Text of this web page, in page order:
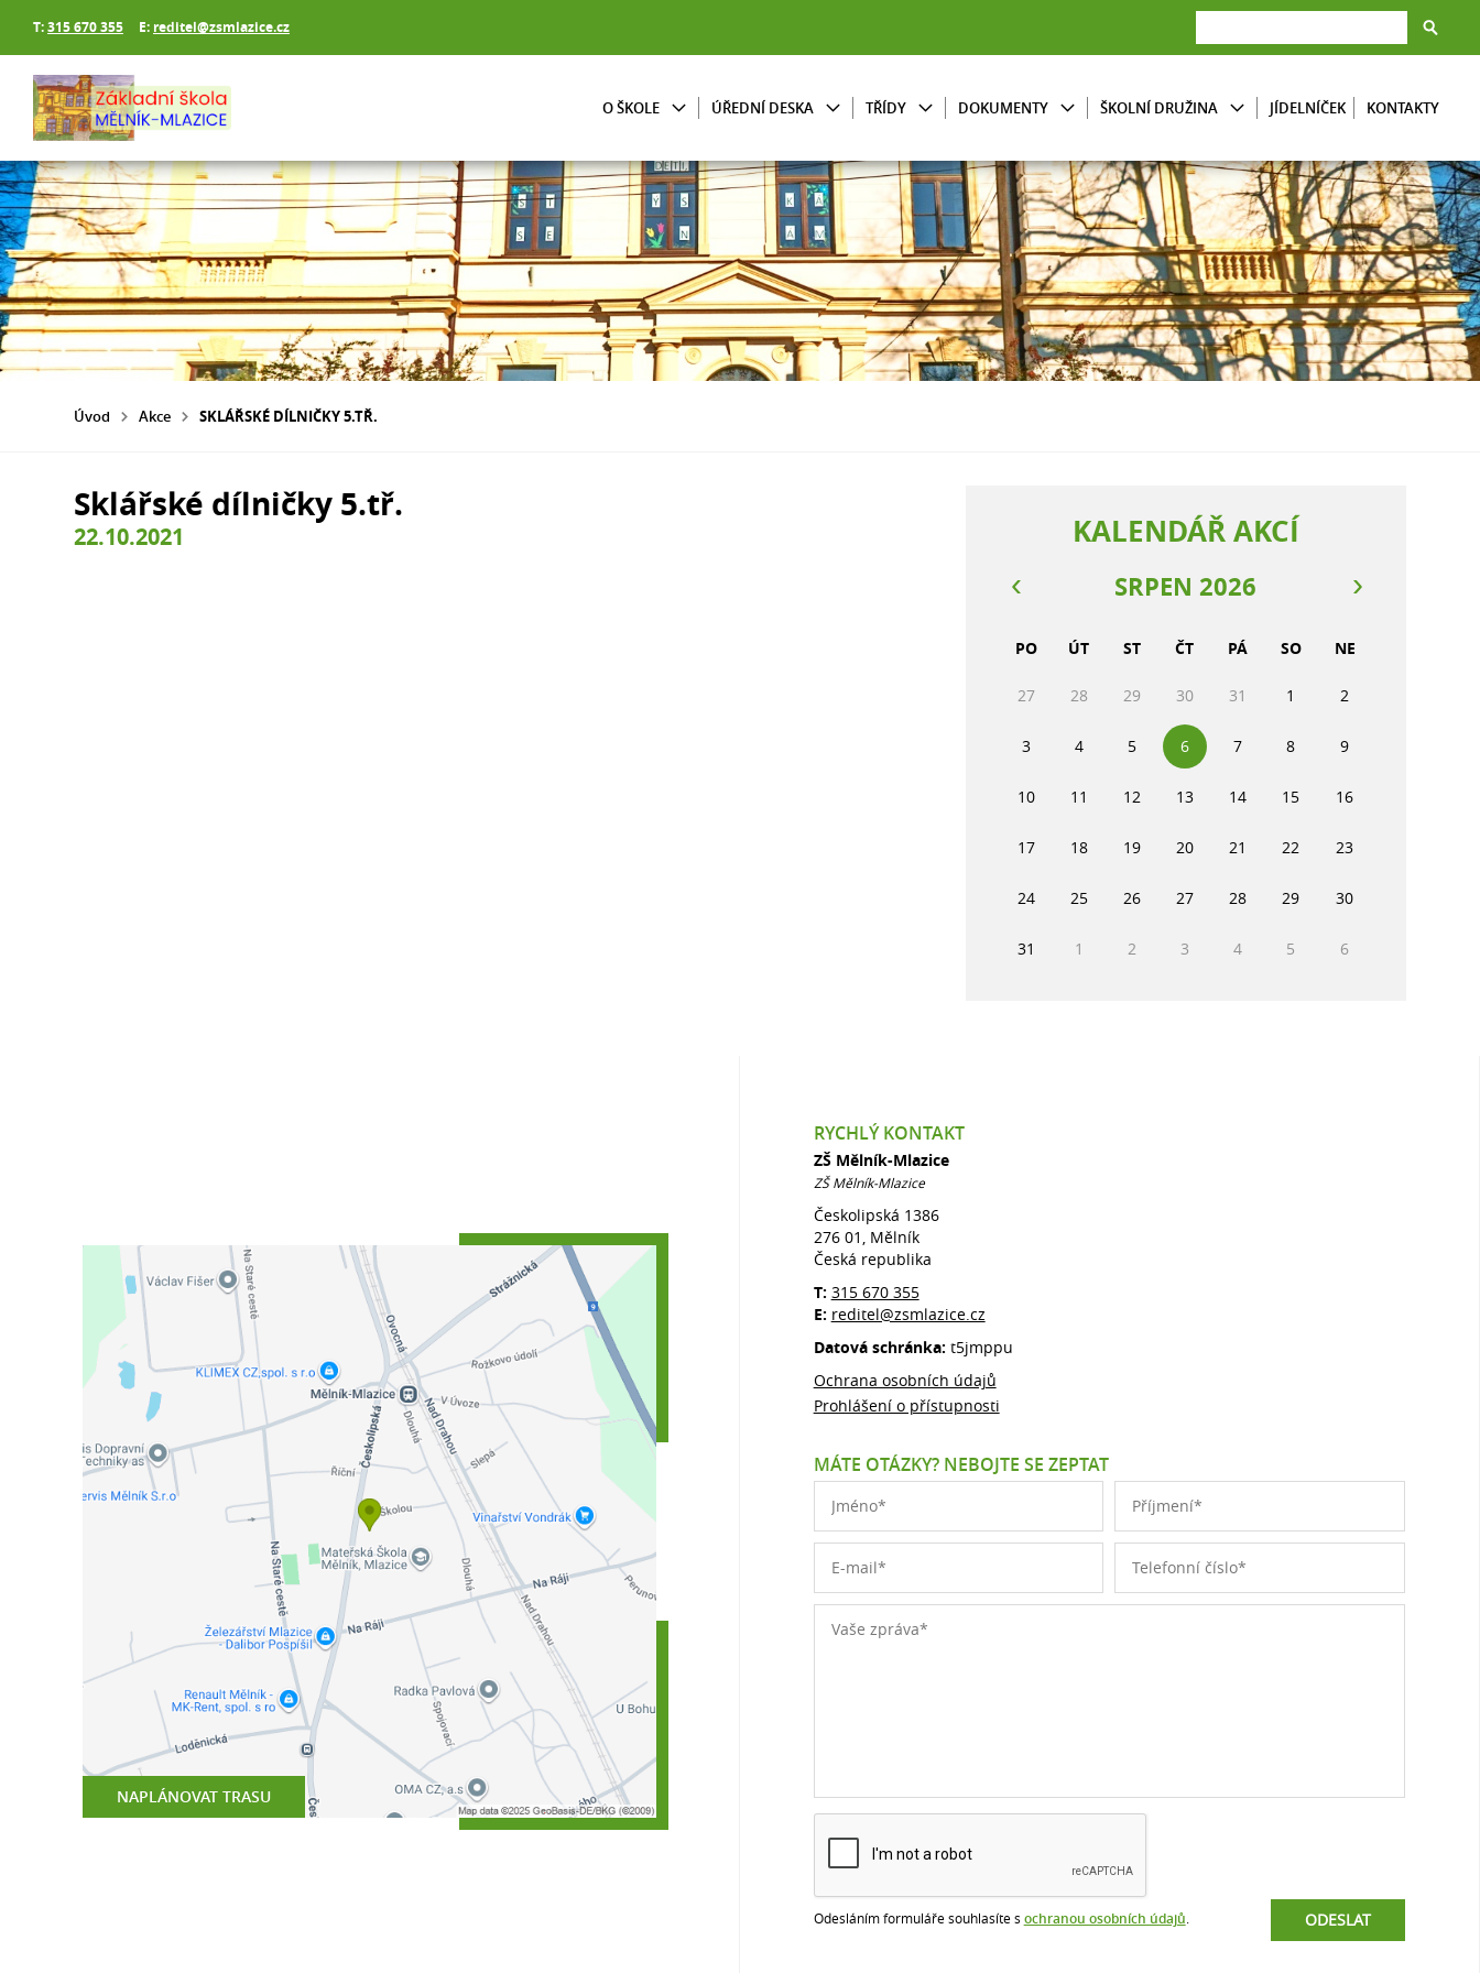
T:315 670 355 E: reditel@zsmlazice.cz
O ŠKOLE ÚŘEDNÍ DESKA TŘÍDY DOKUMENTY ŠKOLNÍ DRUŽINA JÍDELNÍČEK KONTAKTY
Úvod Akce SKLÁŘSKÉ DÍLNIČKY 5.TŘ.
Sklářské dílničky 5.tř.
22.10.2021 KALENDÁŘ AKCÍ
SRPEN 2026
PO ÚT ST ČT PÁ SO NE
27 28 29 30 31 1 2
3 4 5 6 7 8 9
10 11 12 13 14 15 16
17 18 19 20 21 22 23
24 25 26 27 28 29 30
31 1 2 3 4 5 6
NAPLÁNOVAT TRASU
RYCHLÝ KONTAKT
ZŠ Mělník-Mlazice
ZŠ Mělník-Mlazice
Českolipská 1386
276 01, Mělník
Česká republika
T: 315 670 355
E: reditel@zsmlazice.cz
Datová schránka: t5jmppu
Ochrana osobních údajů
Prohlášení o přístupnosti
MÁTE OTÁZKY? NEBOJTE SE ZEPTAT
Odesláním formuláře souhlasíte s ochranou osobních údajů